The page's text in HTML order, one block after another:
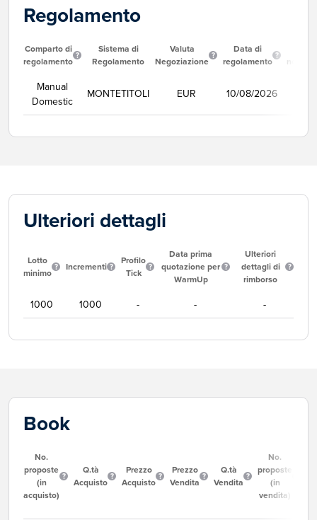
Regolamento
Comparto di
regolamento
Sistema di
Regolamento
Valuta
Negoziazione
Data di
regolamento
Manual
Domestic
MONTETITOLI EUR 10/08/2026
Ulteriori dettagli
Lotto
minimo
Incrementi
Profilo
Tick
Data prima
quotazione per
WarmUp
Ulteriori
dettagli di
rimborso
1000 1000 - - -
Book
No.
proposte
(in
acquisto)
Q.tà
Acquisto
Prezzo
Acquisto
Prezzo
Vendita
Q.tà
Vendita
No.
proposte
(in
vendita)